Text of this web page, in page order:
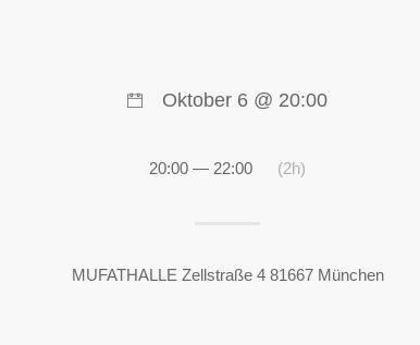
Oktober 6 @ 20:00
20:00 — 22:00 (2h)
MUFATHALLE Zellstraße 4 81667 München